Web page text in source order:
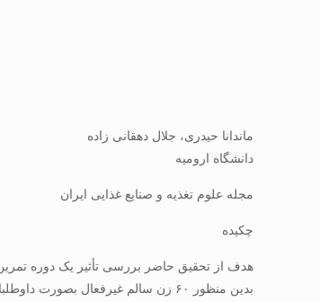
ماندانا حیدری، جلال دهقانی زاده
دانشگاه ارومیه
مجله علوم تغذیه و صنایع غذایی ایران
چکیده
هدف از تحقیق حاضر بررسی تأثیر یک دوره